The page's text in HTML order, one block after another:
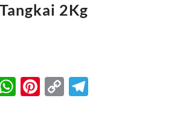
2Kg
WhatsApp
Pinterest
Copy